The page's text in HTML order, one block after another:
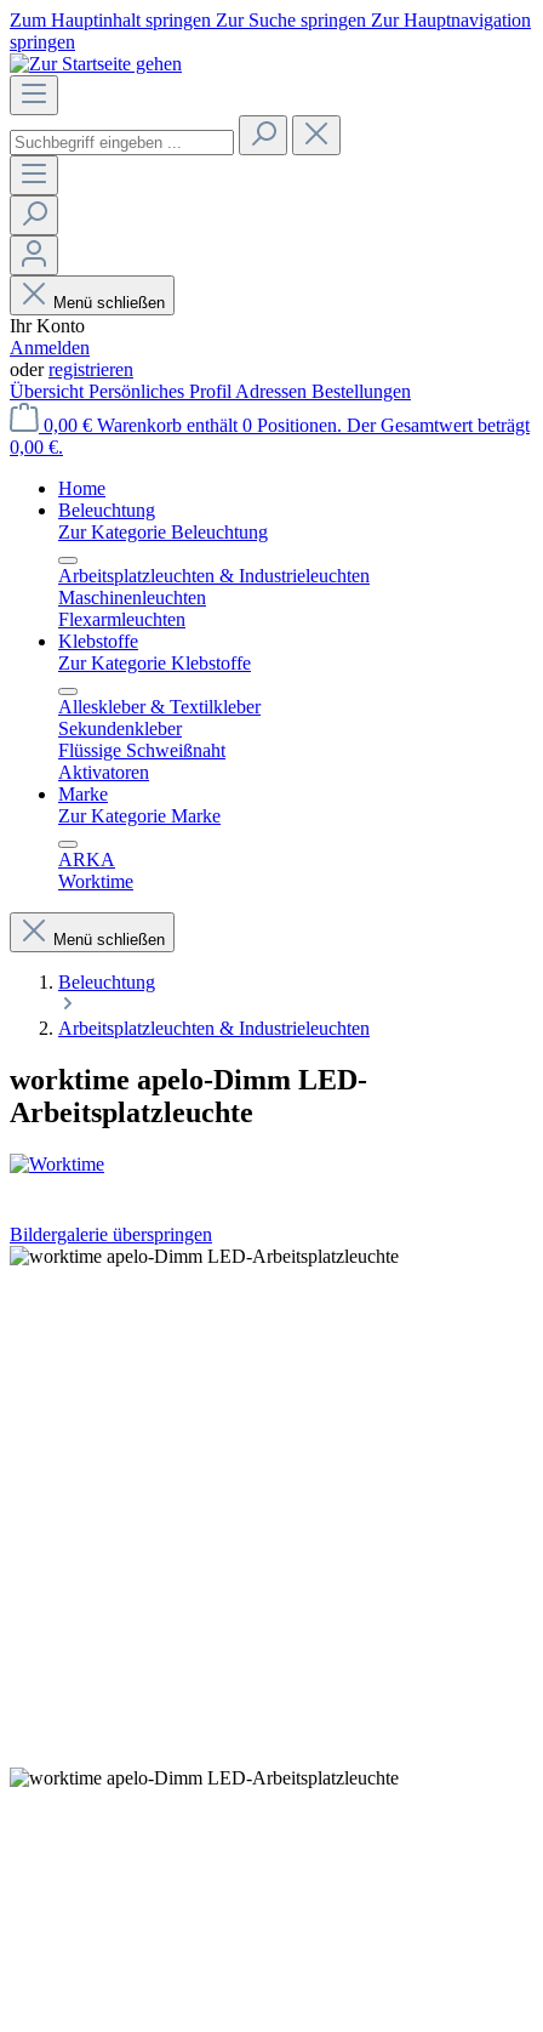
Zum Hauptinhalt springen Zur Suche springen Zur Hauptnavigation
springen
Menü schließen
Ihr Konto
Anmelden
oderregistrieren
Übersicht Persönliches Profil Adressen Bestellungen
0,00 € Warenkorb enthält 0 Positionen. Der Gesamtwert beträgt
0,00 €.
Home
Beleuchtung
Zur Kategorie Beleuchtung
Arbeitsplatzleuchten & Industrieleuchten
Maschinenleuchten
Flexarmleuchten
Klebstoffe
Zur Kategorie Klebstoffe
Alleskleber & Textilkleber
Sekundenkleber
Flüssige Schweißnaht
Aktivatoren
Marke
Zur Kategorie Marke
ARKA
Worktime
Menü schließen
Beleuchtung
Arbeitsplatzleuchten & Industrieleuchten
worktime apelo-Dimm LED-
Arbeitsplatzleuchte
Bildergalerie überspringen